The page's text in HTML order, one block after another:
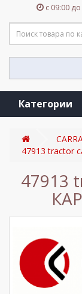
с 09:00
Категории
47913 tractor
47913